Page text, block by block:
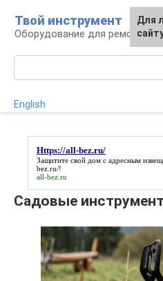
контенту
Твой инструмент
Оборудование для
English
Https://all-bez.ru/
Защитите свой дом с адресным
bez.ru/!
all-bez.ru
Садовые
Для